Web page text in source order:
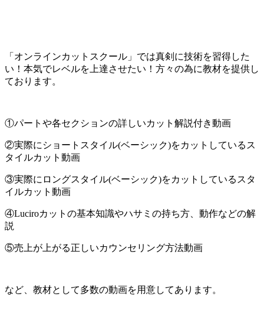
「オンラインカットスクール」では真剣に技術を習得した
い！本気でレベルを上達させたい！方々の為に教材を提供し
ております。
①パートや各セクションの詳しいカット解説付き動画
②実際にショートスタイル(ベーシック)をカットしているス
タイルカット動画
③実際にロングスタイル(ベーシック)をカットしているスタ
イルカット動画
④Luciroカットの基本知識やハサミの持ち方、動作などの解
説
⑤売上が上がる正しいカウンセリング方法動画
など、教材として多数の動画を用意してあります。